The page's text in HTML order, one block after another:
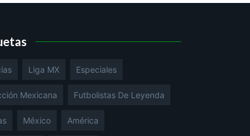
Liga MX Especiales
Mexicana Futbolistas De Leyenda
México América